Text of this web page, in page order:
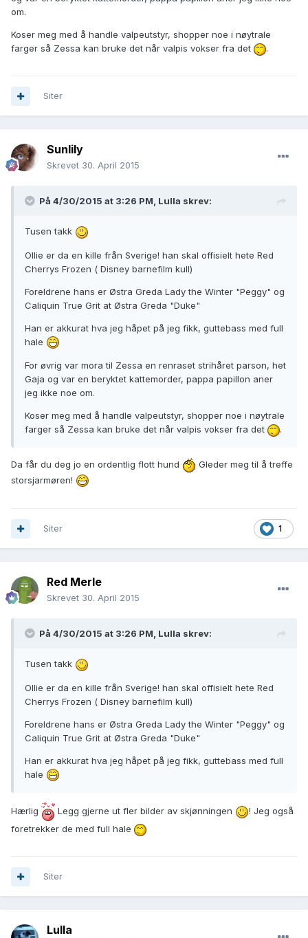
om.
Koser meg med å handle valpeutstyr, shopper noe i nøytrale
farger så Zessa kan bruke det når valpis vokser fra det
.
Siter
Sunlily
Skrevet 30. April 2015
På 4/30/2015 at 3:26 PM, Lulla skrev:
Tusen takk
Ollie er da en kille från Sverige! han skal offisielt hete Red
Cherrys Frozen ( Disney barnefilm kull)
Foreldrene hans er Østra Greda Lady the Winter "Peggy" og
Caliquin True Grit at Østra Greda "Duke"
Han er akkurat hva jeg håpet på jeg fikk, guttebass med full
hale
For øvrig var mora til Zessa en renraset strihåret parson, het
Gaja og var en beryktet kattemorder, pappa papillon aner
jeg ikke noe om.
Koser meg med å handle valpeutstyr, shopper noe i nøytrale
farger så Zessa kan bruke det når valpis vokser fra det
.
Da får du deg jo en ordentlig flott hund
Gleder meg til å treffe
storsjarmøren!
1
Siter
Red Merle
Skrevet 30. April 2015
På 4/30/2015 at 3:26 PM, Lulla skrev:
Tusen takk
Ollie er da en kille från Sverige! han skal offisielt hete Red
Cherrys Frozen ( Disney barnefilm kull)
Foreldrene hans er Østra Greda Lady the Winter "Peggy" og
Caliquin True Grit at Østra Greda "Duke"
Han er akkurat hva jeg håpet på jeg fikk, guttebass med full
hale
Hærlig Legg gjerne ut fler bilder av skjønningen
! Jeg også
foretrekker de med full hale
Siter
Lulla